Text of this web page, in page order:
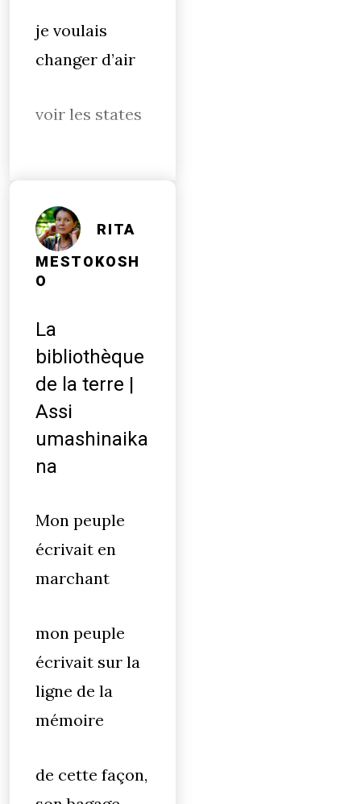
je voulais
changer d’air
voir les states
RITA
MESTOKOSH
O
La
bibliothèque
de la terre |
Assi
umashinaika
na
Mon peuple
écrivait en
marchant
mon peuple
écrivait sur la
ligne de la
mémoire
de cette façon,